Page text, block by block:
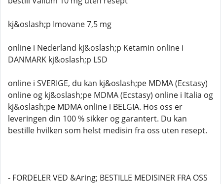
kj&oslash;p Imovane 7,5 mg
online i Nederland kj&oslash;p Ketamin online i
DANMARK kj&oslash;p LSD
online i SVERIGE, du kan kj&oslash;pe MDMA (Ecstasy)
online og kj&oslash;pe MDMA (Ecstasy) online i Italia og
kj&oslash;pe MDMA online i BELGIA. Hos oss er
leveringen din 100 % sikker og garantert. Du kan
bestille hvilken som helst medisin fra oss uten resept.
- FORDELER VED &Aring; BESTILLE MEDISINER FRA OSS